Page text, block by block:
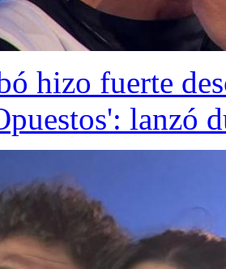
hizo fuerte
lanzó